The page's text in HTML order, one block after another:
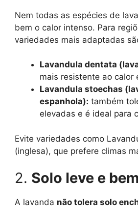
Nem todas as espécies de
bem o calor intenso. Para
variedades mais adaptadas
Lavandula dentata
mais resistente ao calor
Lavandula stoechas
espanhola): também
elevadas e é ideal para
Evite variedades como
(inglesa), que prefere climas
2. Solo leve e
A lavanda não tolera solo